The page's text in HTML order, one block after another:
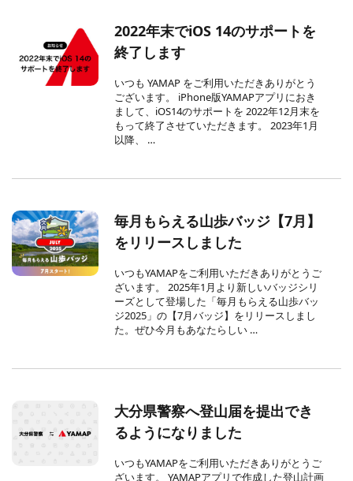
2022年末でiOS 14のサポートを
終了します
いつも YAMAP をご利用いただきありがとう
ございます。 iPhone版YAMAPアプリにおき
まして、iOS14のサポートを 2022年12月末を
もって終了させていただきます。 2023年1月
以降、 …
毎月もらえる山歩バッジ【7月】
をリリースしました
いつもYAMAPをご利用いただきありがとうご
ざいます。 2025年1月より新しいバッジシリ
ーズとして登場した「毎月もらえる山歩バッ
ジ2025」の【7月バッジ】をリリースしまし
た。ぜひ今月もあなたらしい …
大分県警察へ登山届を提出でき
るようになりました
いつもYAMAPをご利用いただきありがとうご
ざいます。 YAMAPアプリで作成した登山計画